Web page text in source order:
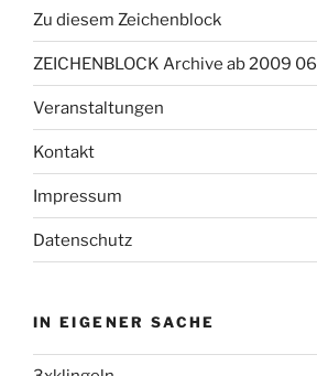
Zu diesem Zeichenblock
ZEICHENBLOCK Archive ab 2009 06
Veranstaltungen
Kontakt
Impressum
Datenschutz
IN EIGENER SACHE